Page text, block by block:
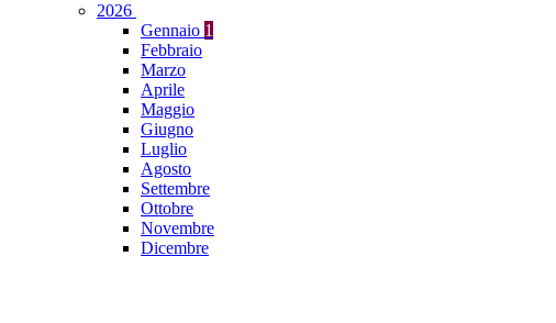
2026
Gennaio 1
Febbraio
Marzo
Aprile
Maggio
Giugno
Luglio
Agosto
Settembre
Ottobre
Novembre
Dicembre